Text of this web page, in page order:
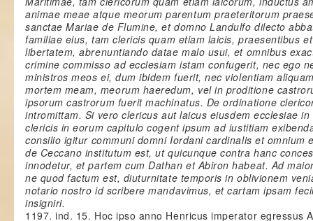
animae meae atque meorum parentum praeteritorum
sanctae Mariae de Flumine, et domno Landulfo dilecto
familiae eius, tam clericis quam etiam laicis, praesentibus
libertatem, abrenuntiando datae malo usui, et omnibus
crimine commisso ad ecclesiam istam confugerit, nec ego
ministros meos ei, dum ibidem fuerit, nec violentiam
mortem meam, meorum haeredum, vel in proditione
ipsorum castrorum fuerit machinatus. De ordinatione
intromittam. Si vero clericus aut laicus eiusdem ecclesiae
clericis in eorum capitulo cogent ipsum ad iustitiam
consilio igitur communi domni Iordani cardinalis et omnium
de Ceccano institutum est, ut quicunque contra hanc
innodetur, et partem cum Dathan et Abiron habeat. Ad
ne quod factum est, diuturnitate temporis in oblivionem
notario nostro id scribere mandavimus, et cartam ipsam
insigniri.
1197. ind. 15. Hoc ipso anno Henricus imperator egressus